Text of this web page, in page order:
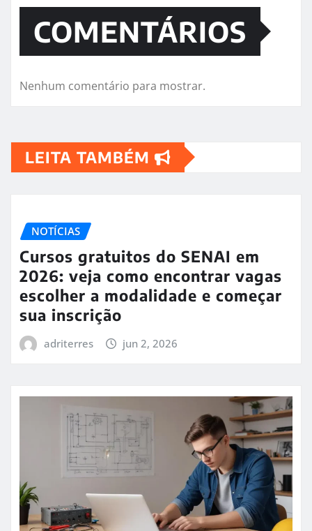
COMENTÁRIOS
Nenhum comentário para mostrar.
LEITA TAMBÉM
NOTÍCIAS
Cursos gratuitos do SENAI em
2026: veja como encontrar vagas
escolher a modalidade e começar
sua inscrição
adriterres jun 2, 2026